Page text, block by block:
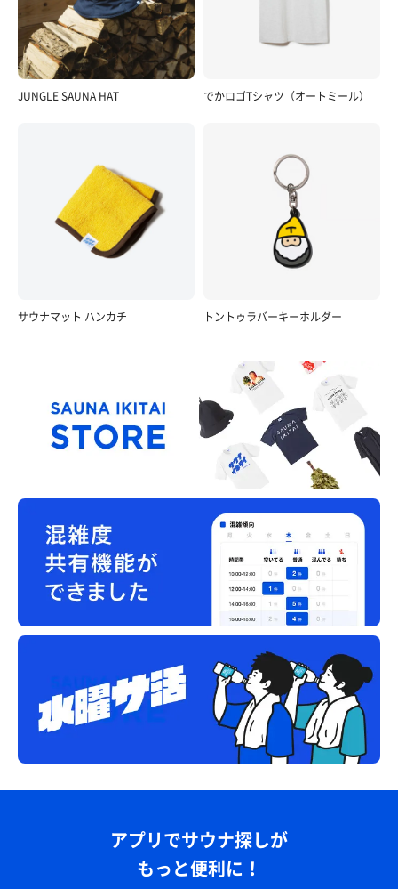
JUNGLE SAUNA HAT でかロゴTシャツ（オートミール）
サウナマット ハンカチ トントゥラバーキーホルダー
アプリでサウナ探しが
もっと便利に！